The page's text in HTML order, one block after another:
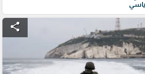
share